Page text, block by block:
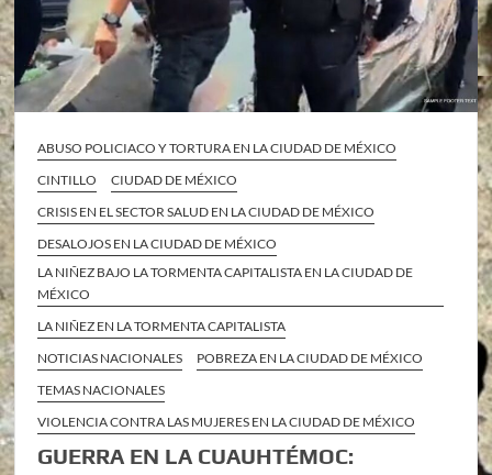
ABUSO POLICIACO Y TORTURA EN LA CIUDAD DE MÉXICO
CINTILLO
CIUDAD DE MÉXICO
CRISIS EN EL SECTOR SALUD EN LA CIUDAD DE MÉXICO
DESALOJOS EN LA CIUDAD DE MÉXICO
LA NIÑEZ BAJO LA TORMENTA CAPITALISTA EN LA CIUDAD DE
MÉXICO
LA NIÑEZ EN LA TORMENTA CAPITALISTA
NOTICIAS NACIONALES
POBREZA EN LA CIUDAD DE MÉXICO
TEMAS NACIONALES
VIOLENCIA CONTRA LAS MUJERES EN LA CIUDAD DE MÉXICO
GUERRA EN LA CUAUHTÉMOC: